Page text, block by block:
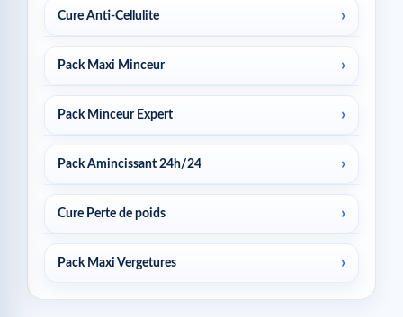
Cure Anti-Cellulite
Pack Maxi Minceur
Pack Minceur Expert
Pack Amincissant 24h/24
Cure Perte de poids
Pack Maxi Vergetures